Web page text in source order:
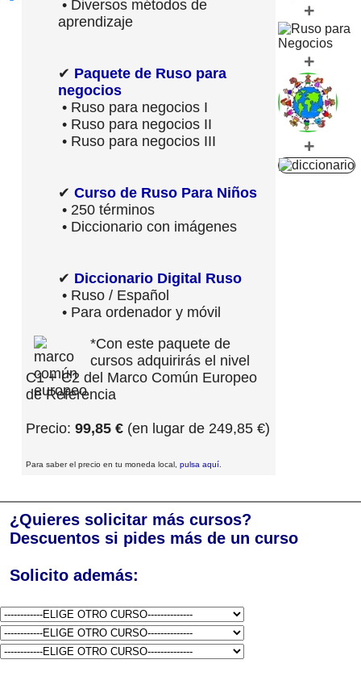
• Diversos métodos de
aprendizaje
✔ Paquete de Ruso para
negocios
• Ruso para negocios I
• Ruso para negocios II
• Ruso para negocios III
✔ Curso de Ruso Para Niños
• 250 términos
• Diccionario con imágenes
✔ Diccionario Digital Ruso
• Ruso / Español
• Para ordenador y móvil
*Con este paquete de
cursos adquirirás el nivel
C1 + C2 del Marco Común Europeo
de Referencia
Precio: 99,85 € (en lugar de 249,85 €)
Para saber el precio en tu moneda local, pulsa aquí
+
+
+
¿Quieres solicitar más cursos?
Descuentos si pides más de un curso
Solicito además: